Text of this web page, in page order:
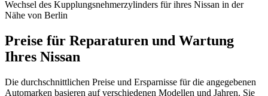
Wechsel des Kupplungsnehmerzylinders für ihres Nissan in der
Nähe von Berlin
Preise für Reparaturen und Wartung
Ihres Nissan
Die durchschnittlichen Preise und Ersparnisse für die angegebenen
Automarken basieren auf verschiedenen Modellen und Jahren. Sie